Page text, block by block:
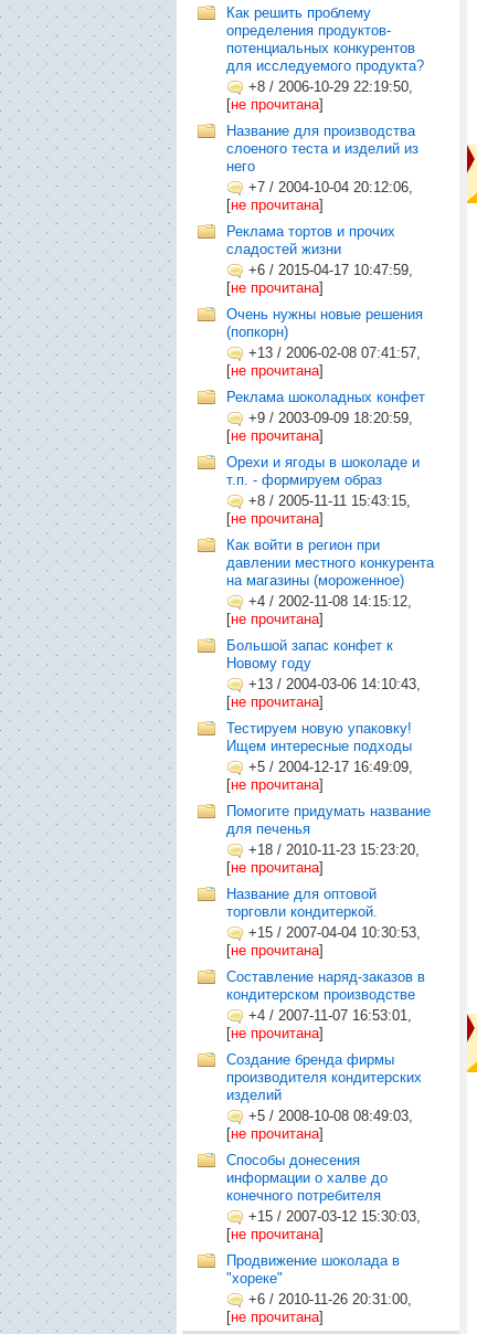
Как решить проблему
определения продуктов-
потенциальных конкурентов
для исследуемого продукта?
+8 / 2006-10-29 22:19:50,
[не прочитана]
Название для производства
слоеного теста и изделий из
него
+7 / 2004-10-04 20:12:06,
[не прочитана]
Реклама тортов и прочих
сладостей жизни
+6 / 2015-04-17 10:47:59,
[не прочитана]
Очень нужны новые решения
(попкорн)
+13 / 2006-02-08 07:41:57,
[не прочитана]
Реклама шоколадных конфет
+9 / 2003-09-09 18:20:59,
[не прочитана]
Орехи и ягоды в шоколаде и
т.п. - формируем образ
+8 / 2005-11-11 15:43:15,
[не прочитана]
Как войти в регион при
давлении местного конкурента
на магазины (мороженное)
+4 / 2002-11-08 14:15:12,
[не прочитана]
Большой запас конфет к
Новому году
+13 / 2004-03-06 14:10:43,
[не прочитана]
Тестируем новую упаковку!
Ищем интересные подходы
+5 / 2004-12-17 16:49:09,
[не прочитана]
Помогите придумать название
для печенья
+18 / 2010-11-23 15:23:20,
[не прочитана]
Название для оптовой
торговли кондитеркой.
+15 / 2007-04-04 10:30:53,
[не прочитана]
Составление наряд-заказов в
кондитерском производстве
+4 / 2007-11-07 16:53:01,
[не прочитана]
Создание бренда фирмы
производителя кондитерских
изделий
+5 / 2008-10-08 08:49:03,
[не прочитана]
Способы донесения
информации о халве до
конечного потребителя
+15 / 2007-03-12 15:30:03,
[не прочитана]
Продвижение шоколада в
"хореке"
+6 / 2010-11-26 20:31:00,
[не прочитана]